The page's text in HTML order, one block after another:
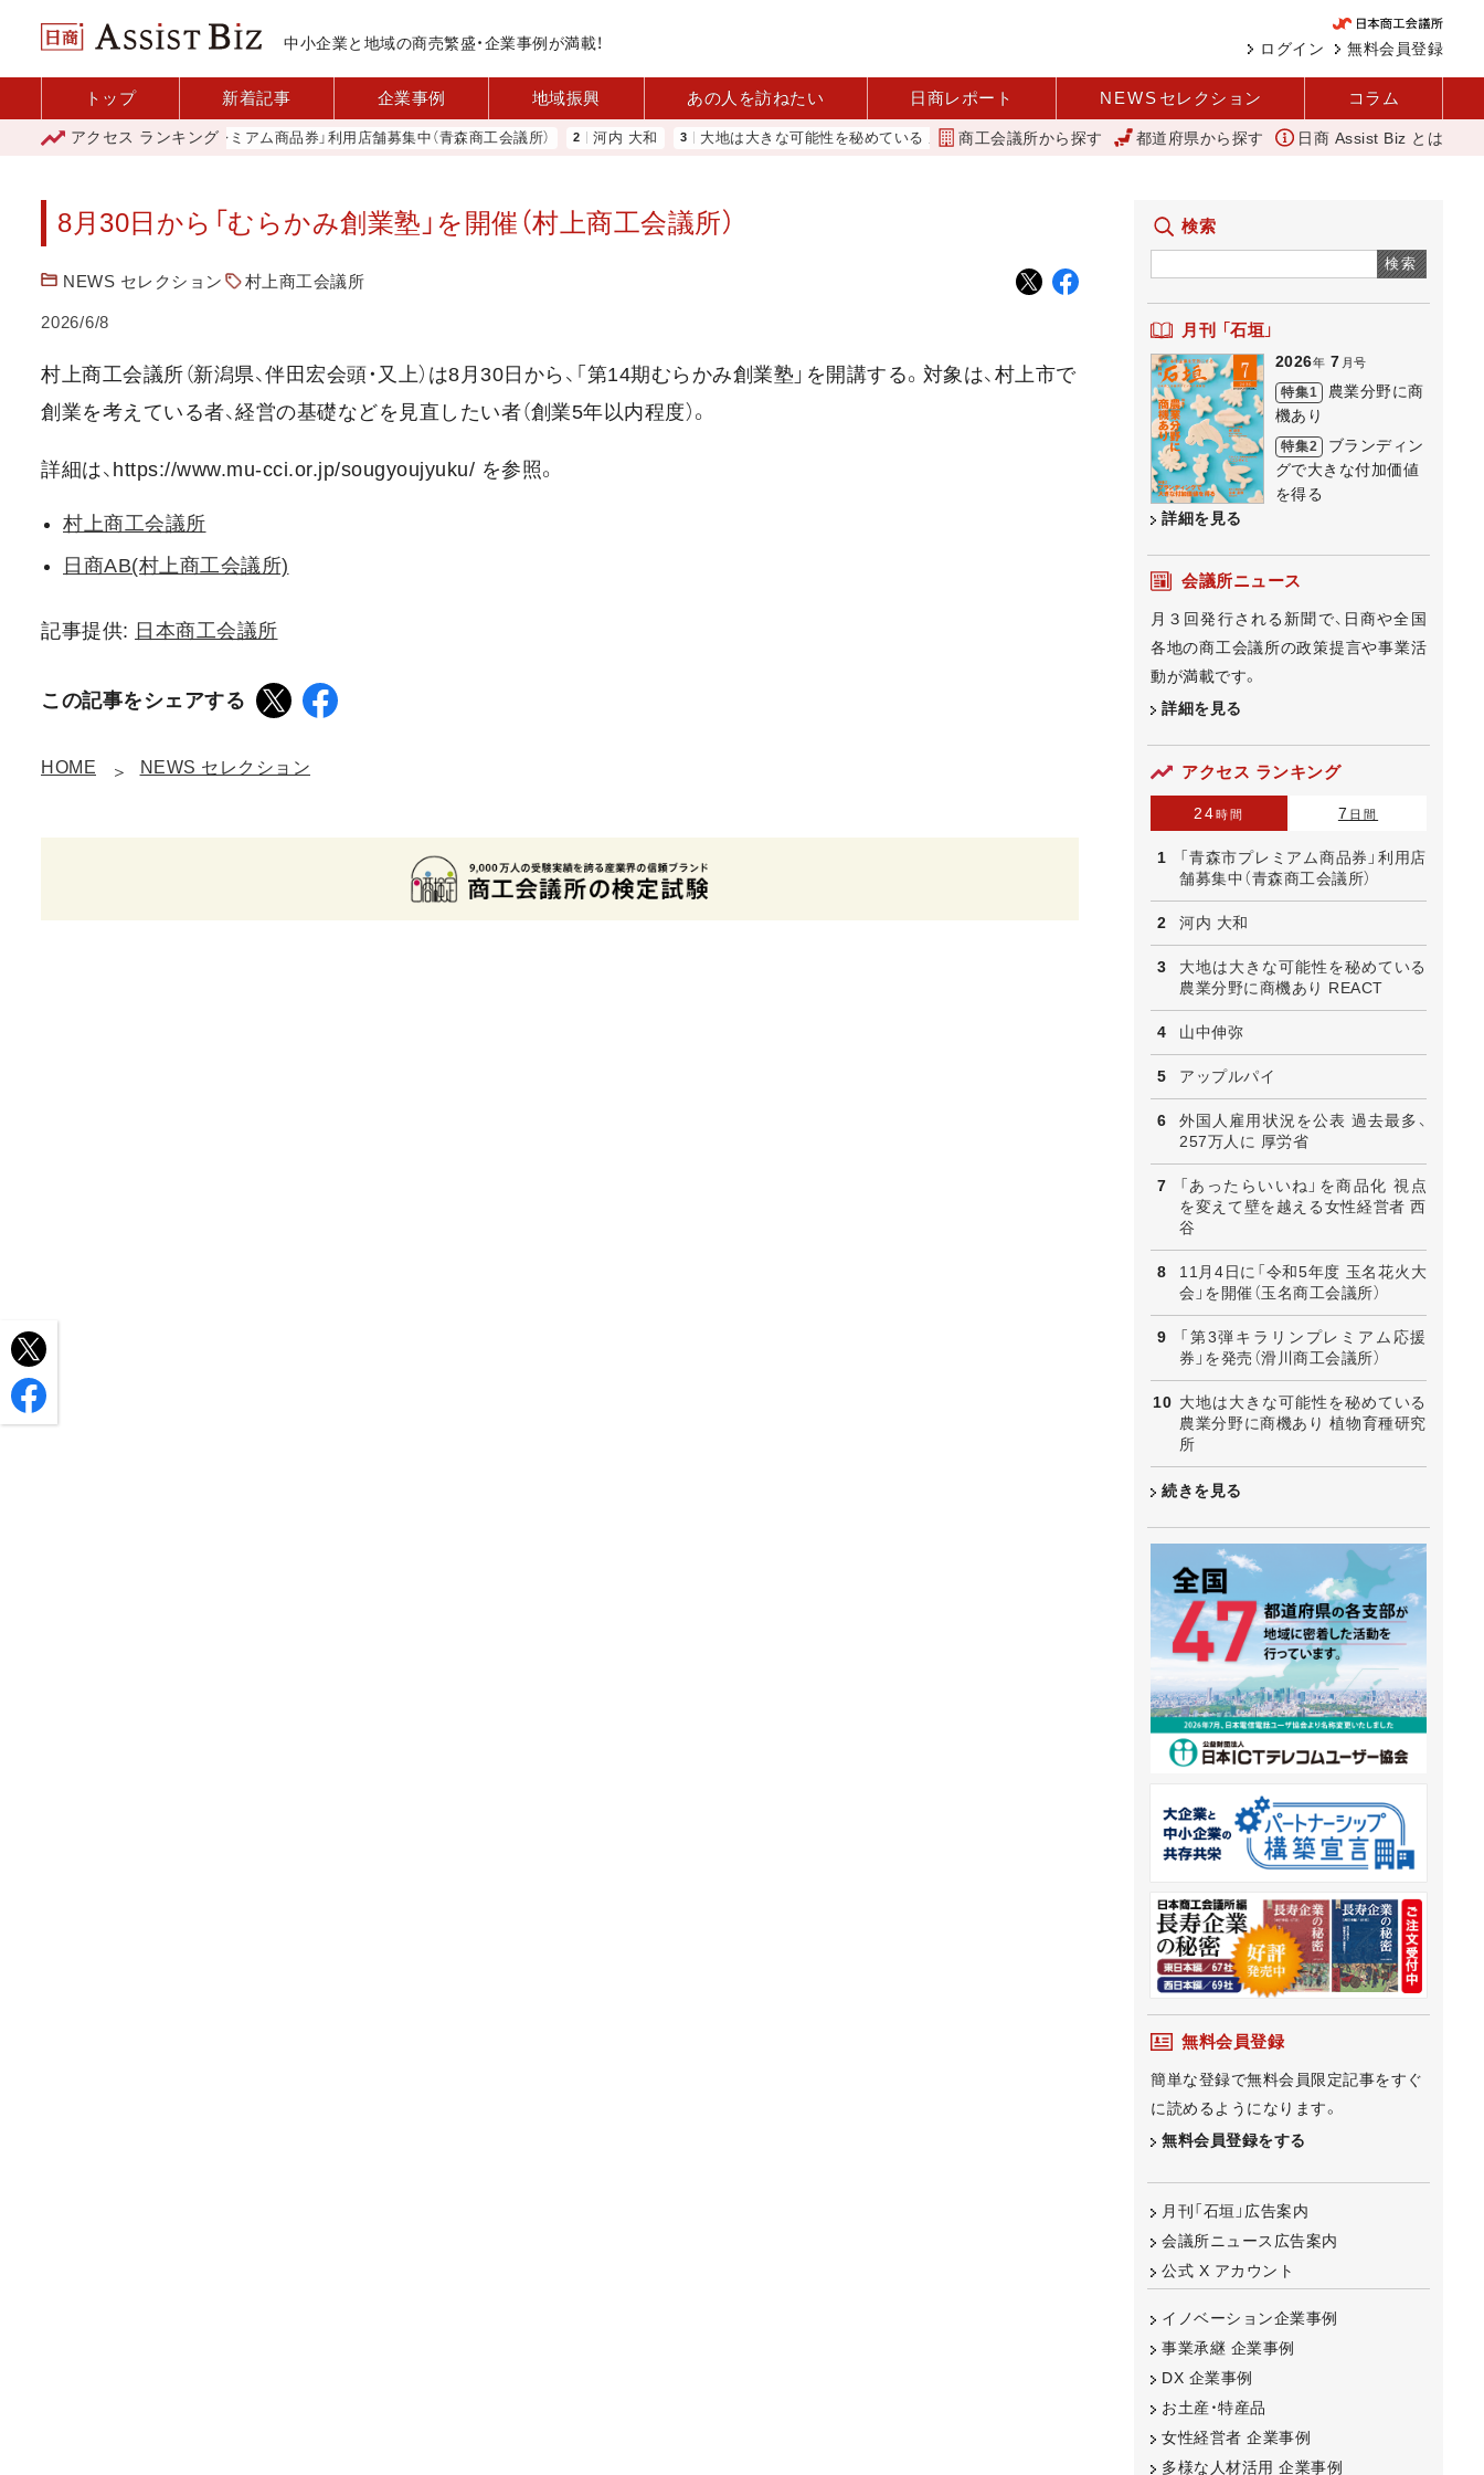
中小企業と地域の商売繁盛・企業事例が満載！ 無料会員登録
ログイン
トップ 新着記事 企業事例 地域振興 あの人を訪ねたい 日商レポート NEWS セレクション コラム
アクセス ランキング
「青森市プレミアム商品券」利用店舗募集中（青森商工会議所） 河内 大和 大地は大きな可能性を秘めている 農業分野に商機あり REACT 山中伸弥 アップルパイ 外国人雇用状況
商工会議所から探す 都道府県から探す 日商 Assist Biz とは
8月30日から「むらかみ創業塾」を開催（村上商工会議所）
NEWS セレクション 村上商工会議所
2026/6/8
村上商工会議所（新潟県、伴田宏会頭・又上）は8月30日から、「第14期むらかみ創業塾」を開講する。対象は、村上市で
創業を考えている者、経営の基礎などを見直したい者（創業5年以内程度）。
詳細は、https://www.mu-cci.or.jp/sougyoujyuku/ を参照。
村上商工会議所
日商AB(村上商工会議所)
記事提供: 日本商工会議所
この記事をシェアする
HOME NEWS セレクション
検索
検索
月刊 「石垣」
2026年 7 月号
特集1
農業分野に商
機あり
特集2
ブランディン
グで大きな付加価値
を得る
詳細を見る
会議所ニュース
月３回発行される新聞で、日商や全国
各地の商工会議所の政策提言や事業活
動が満載です。
詳細を見る
アクセス ランキング
24時間 7 日間
「青森市プレミアム商品券」利用店
舗募集中（青森商工会議所）
河内 大和
大地は大きな可能性を秘めている
農業分野に商機あり REACT
山中伸弥
アップルパイ
外国人雇用状況を公表 過去最多、
257万人に 厚労省
「あったらいいね」を商品化 視点
を変えて壁を越える女性経営者 西
谷
11月4日に「令和5年度 玉名花火大
会」を開催（玉名商工会議所）
「第3弾キラリンプレミアム応援
券」を発売（滑川商工会議所）
大地は大きな可能性を秘めている
農業分野に商機あり 植物育種研究
所
続きを見る
無料会員登録
簡単な登録で無料会員限定記事をすぐ
に読めるようになります。
無料会員登録をする
月刊「石垣」広告案内
会議所ニュース広告案内
公式 X アカウント
イノベーション企業事例
事業承継 企業事例
DX 企業事例
お土産・特産品
女性経営者 企業事例
多様な人材活用 企業事例